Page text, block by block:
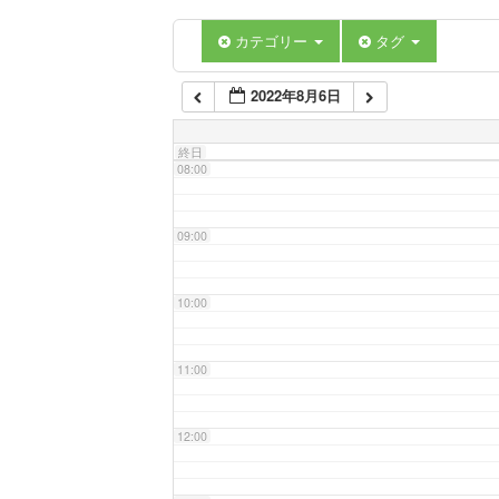
カテゴリー タグ
2022年8月6日
終日
07:00
08:00
09:00
10:00
11:00
12:00